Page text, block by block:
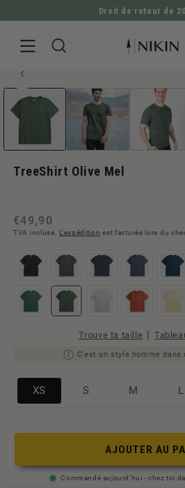
ALLER DIRECTEMENT
Droit de retour de
ALLER À L'INFORMATION
Homme style Meilleures ventes
Ouvrir
le
média
TreeShirt Olive Mel
Prix
normal
€49,90
TVA incluse. L'expédition est facturée lors du
Trouve ta taille
C'est un style homme dans
XS
Variante
verfügbar
S
Variante
verfügbar
M
Variante
nicht
verfügbar
L
nicht
AJOUTER AU
Commandé aujourd'hui - chez toi